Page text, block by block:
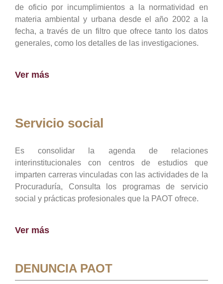
de oficio por incumplimientos a la normatividad en
materia ambiental y urbana desde el año 2002 a la
fecha, a través de un filtro que ofrece tanto los datos
generales, como los detalles de las investigaciones.
Ver más
Servicio social
Es consolidar la agenda de relaciones
interinstitucionales con centros de estudios que
imparten carreras vinculadas con las actividades de la
Procuraduría, Consulta los programas de servicio
social y prácticas profesionales que la PAOT ofrece.
Ver más
DENUNCIA PAOT